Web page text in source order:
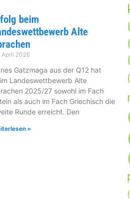
beim
Alte
April 2026
Gatzmaga aus der Q12 hat
Landeswettbewerb Alte
2025/27 sowohl im Fach
als auch im Fach Griechisch die
Runde erreicht. Den
»